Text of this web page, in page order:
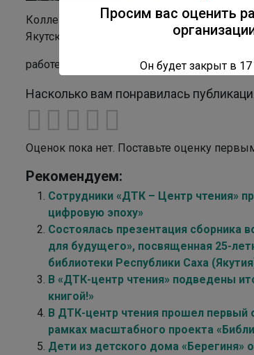
Коллектив «ДТК – центр чтения»
Якутска не оставаться в стороне и
работе волонтёрского штаба# МЫВМЕСТЕ,
Насколько вам понравилась
Оценок пока нет. Поставьте оценку
Рекомендуем:
Сотрудники «ДТК – Центр чтения»
цифровую эпоху»
Состоялась презентация сборника
для будущего», посвященная 25-
библиотеки Республики Саха
В «ДТК-центр чтения» подведены
книгой!»
В ДТК-центр чтения прошел первый
рамках масштабного проекта
Дети из детского дома
Просим вас оценить
Он будет закрыт в 16